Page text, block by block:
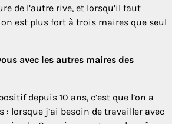
de l’autre rive, et lorsqu’il faut
est plus fort à trois maires que seul
avec les autres maires des
depuis 10 ans, c’est que l’on a
: lorsque j’ai besoin de travailler avec